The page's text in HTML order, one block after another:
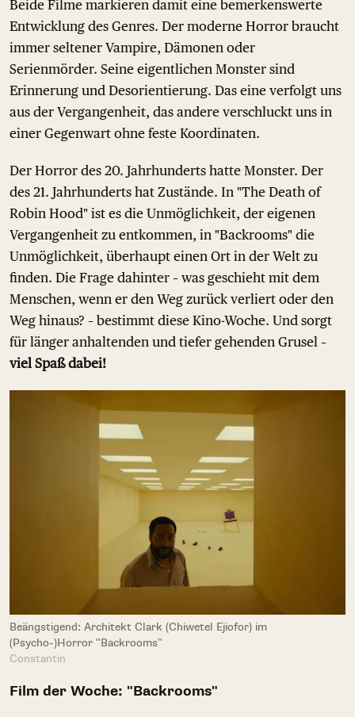
Beide Filme markieren damit eine bemerkenswerte
Entwicklung des Genres. Der moderne Horror braucht
immer seltener Vampire, Dämonen oder
Serienmörder. Seine eigentlichen Monster sind
Erinnerung und Desorientierung. Das eine verfolgt uns
aus der Vergangenheit, das andere verschluckt uns in
einer Gegenwart ohne feste Koordinaten.
Der Horror des 20. Jahrhunderts hatte Monster. Der
des 21. Jahrhunderts hat Zustände. In "The Death of
Robin Hood" ist es die Unmöglichkeit, der eigenen
Vergangenheit zu entkommen, in "Backrooms" die
Unmöglichkeit, überhaupt einen Ort in der Welt zu
finden. Die Frage dahinter – was geschieht mit dem
Menschen, wenn er den Weg zurück verliert oder den
Weg hinaus? – bestimmt diese Kino-Woche. Und sorgt
für länger anhaltenden und tiefer gehenden Grusel –
viel Spaß dabei!
Beängstigend: Architekt Clark (Chiwetel Ejiofor) im
(Psycho-)Horror "Backrooms"
Constantin
Film der Woche: "Backrooms"